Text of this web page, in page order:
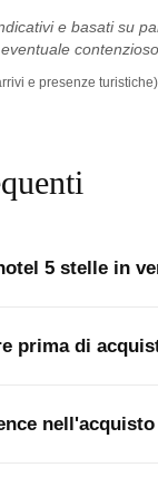
e basati su
e presenze
5 stelle in
prima di